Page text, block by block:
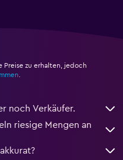
Preise zu erhalten, jedoch
noch Verkäufer.
riesige Mengen an